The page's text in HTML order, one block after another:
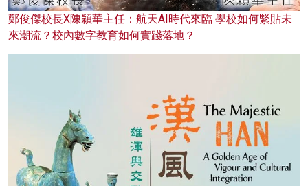
鄭俊傑校長X陳穎華主任：航天AI時代來臨 學校如何緊貼未
來潮流？校內數字教育如何實踐落地？